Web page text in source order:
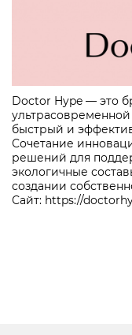
Doctor Hype — это
быстрый и
Сочетание
решений для
экологичные
создании
Сайт: https://